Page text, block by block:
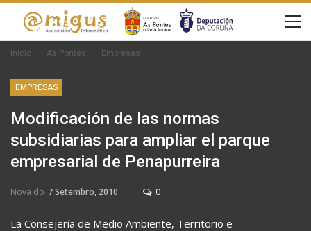
Inicio As Pontes Empresas
EMPRESAS
Modificación de las normas
subsidiarias para ampliar el parque
empresarial de Penapurreira
Nova do 7 Setembro, 2010 0
La Consejería de Medio Ambiente, Territorio e